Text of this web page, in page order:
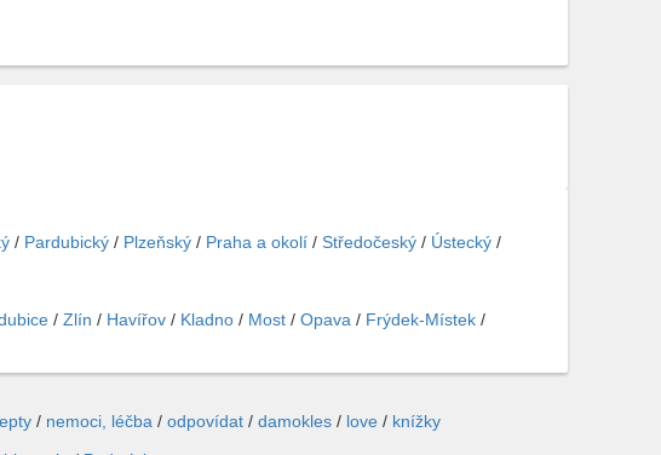
/ Pardubický / Plzeňský / Praha a okolí / Středočeský / Ústecký /
/ Zlín / Havířov / Kladno / Most / Opava / Frýdek-Místek /
/ nemoci, léčba / odpovídat / damokles / love / knížky